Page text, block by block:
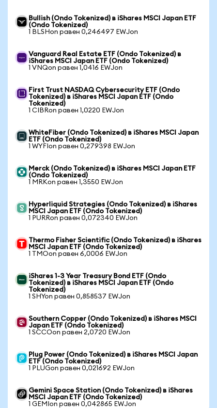
Bullish (Ondo Tokenized) в iShares MSCI Japan ETF
(Ondo Tokenized)
1 BLSHon равен 0,246497 EWJon
Vanguard Real Estate ETF (Ondo Tokenized) в
iShares MSCI Japan ETF (Ondo Tokenized)
1 VNQon равен 1,0416 EWJon
First Trust NASDAQ Cybersecurity ETF (Ondo
Tokenized) в iShares MSCI Japan ETF (Ondo
Tokenized)
1 CIBRon равен 1,0220 EWJon
WhiteFiber (Ondo Tokenized) в iShares MSCI Japan
ETF (Ondo Tokenized)
1 WYFIon равен 0,279398 EWJon
Merck (Ondo Tokenized) в iShares MSCI Japan ETF
(Ondo Tokenized)
1 MRKon равен 1,3550 EWJon
Hyperliquid Strategies (Ondo Tokenized) в iShares
MSCI Japan ETF (Ondo Tokenized)
1 PURRon равен 0,072340 EWJon
Thermo Fisher Scientific (Ondo Tokenized) в iShares
MSCI Japan ETF (Ondo Tokenized)
1 TMOon равен 6,0006 EWJon
iShares 1-3 Year Treasury Bond ETF (Ondo
Tokenized) в iShares MSCI Japan ETF (Ondo
Tokenized)
1 SHYon равен 0,858537 EWJon
Southern Copper (Ondo Tokenized) в iShares MSCI
Japan ETF (Ondo Tokenized)
1 SCCOon равен 2,0720 EWJon
Plug Power (Ondo Tokenized) в iShares MSCI Japan
ETF (Ondo Tokenized)
1 PLUGon равен 0,021692 EWJon
Gemini Space Station (Ondo Tokenized) в iShares
MSCI Japan ETF (Ondo Tokenized)
1 GEMIon равен 0,042865 EWJon